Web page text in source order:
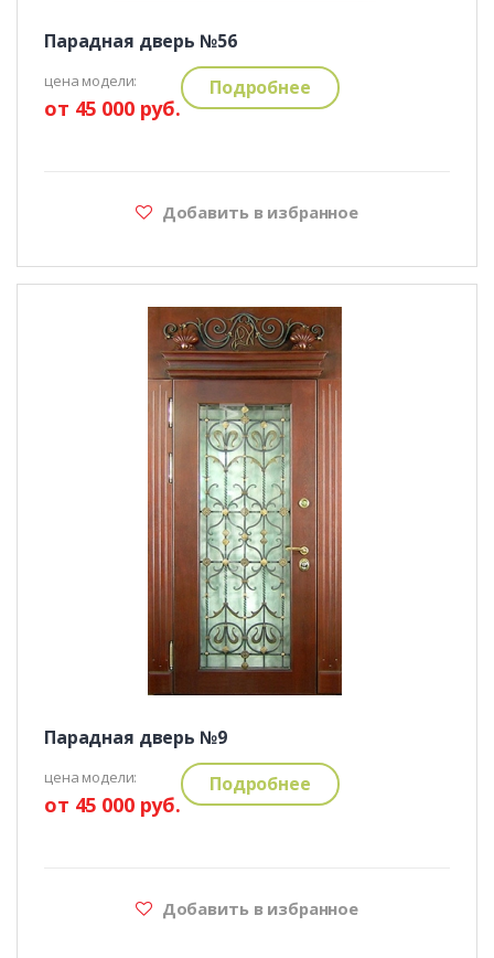
Парадная дверь №56
цена модели:
от 45 000 руб.
Подробнее
Добавить в избранное
Парадная дверь №9
цена модели:
от 45 000 руб.
Подробнее
Добавить в избранное